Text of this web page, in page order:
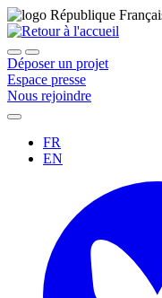
Déposer un projet
Espace presse
Nous rejoindre
FR
EN